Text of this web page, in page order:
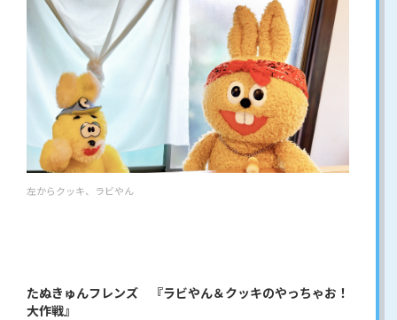
左からクッキ、ラビやん
たぬきゅんフレンズ 『ラビやん＆クッキのやっちゃお！
大作戦』